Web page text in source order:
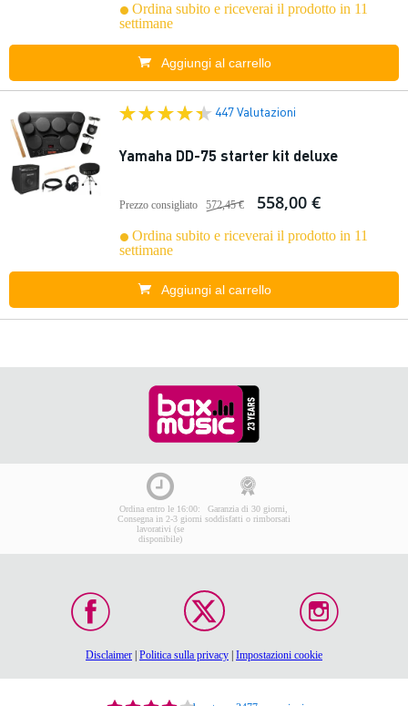
Ordina subito e riceverai il prodotto in 11
settimane
Aggiungi al carrello
447 Valutazioni
Yamaha DD-75 starter kit deluxe
Prezzo consigliato 572,45 € 558,00 €
Ordina subito e riceverai il prodotto in 11
settimane
Aggiungi al carrello
Ordina entro le 16:00:
Consegna in 2-3 giorni
lavorativi (se
disponibile)
Garanzia di 30 giorni,
soddisfatti o rimborsati
Disclaimer Politica sulla privacy Impostazioni cookie